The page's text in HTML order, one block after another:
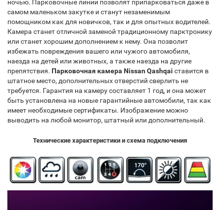
ночью. Парковочные линии позволят припарковаться даже в
самом маленьком закутке и станут незаменимым
помощником как для новичков, так и для опытных водителей.
Камера станет отличной заменой традиционному парктронику
или станет хорошим дополнением к нему. Она позволит
избежать повреждения вашего или чужого автомобиля,
наезда на детей или животных, а также наезда на другие
препятствия. Парковочная камера Nissan Qashqai ставится в
штатное место, дополнительных отверстий сверлить не
требуется. Гарантия на камеру составляет 1 год, и она может
быть установлена на новые гарантийные автомобили, так как
имеет необходимые сертификаты. Изображение можно
выводить на любой монитор, штатный или дополнительный.
Технические характеристики и схема подключения